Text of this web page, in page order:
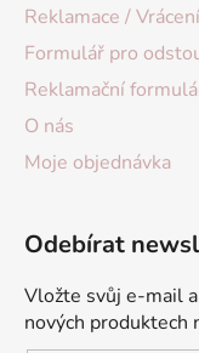
Reklamace /
Formulář pro
Reklamační
O nás
Moje objednávka
Odebírat
Vložte svůj e-mail
nových produktech